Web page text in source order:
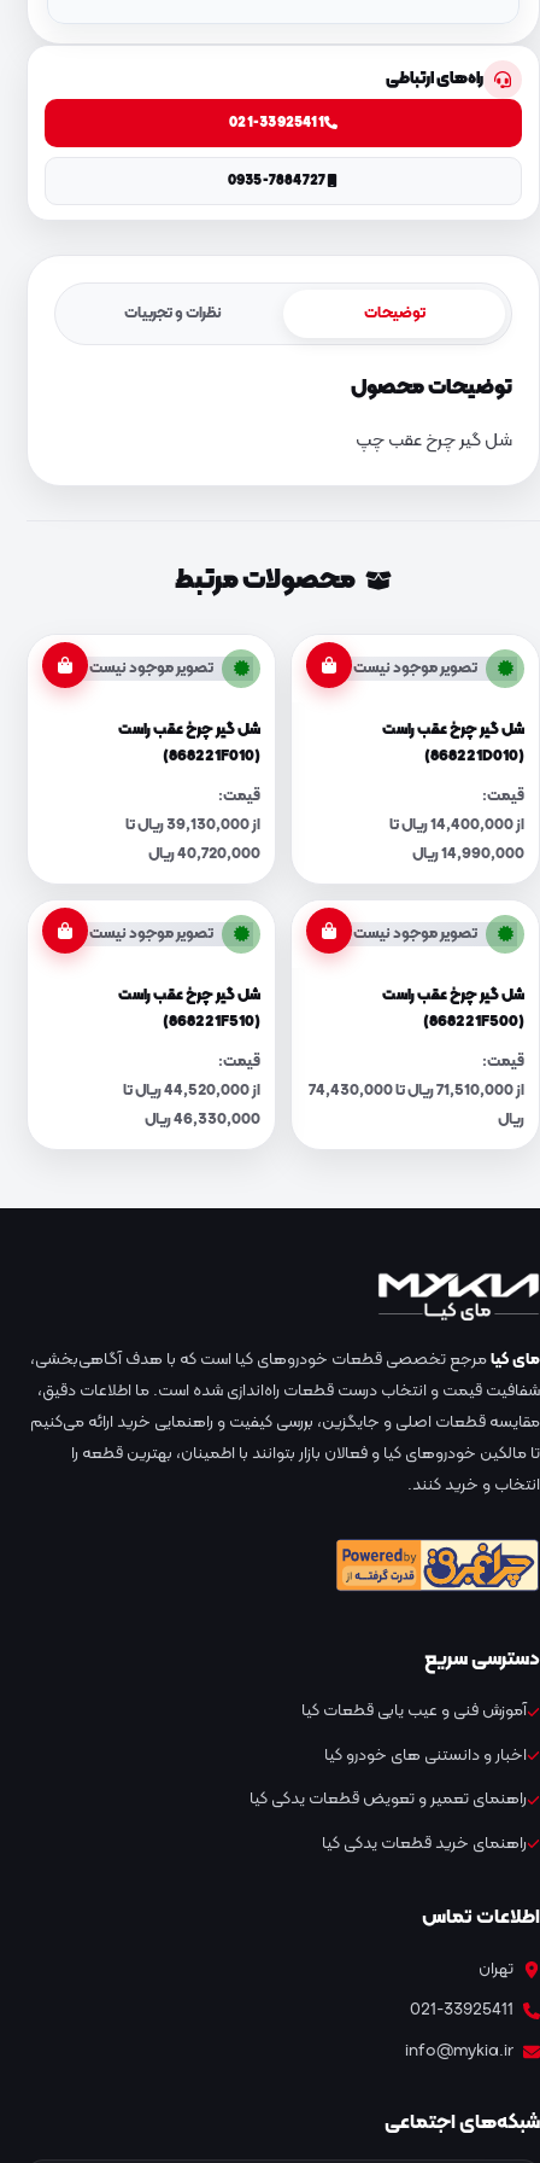
راه‌های ارتباطی
021-33925411
0935-7884727
توضیحات نظرات و تجربیات
توضیحات محصول
شل گیر چرخ عقب چپ
محصولات مرتبط
تصویر موجود نیست
شل گیر چرخ عقب راست
(868221D010)
قیمت:
از 14,400,000 ریال تا
14,990,000 ریال
تصویر موجود نیست
شل گیر چرخ عقب راست
(868221F010)
قیمت:
از 39,130,000 ریال تا
40,720,000 ریال
تصویر موجود نیست
شل گیر چرخ عقب راست
(868221F500)
قیمت:
از 71,510,000 ریال تا 74,430,000
ریال
تصویر موجود نیست
شل گیر چرخ عقب راست
(868221F510)
قیمت:
از 44,520,000 ریال تا
46,330,000 ریال
مای کیامرجع تخصصی قطعات خودروهای کیا است که با هدف آگاهی‌بخشی،
شفافیت قیمت و انتخاب درست قطعات راه‌اندازی شده است. ما اطلاعات دقیق،
مقایسه قطعات اصلی و جایگزین، بررسی کیفیت و راهنمایی خرید ارائه می‌کنیم
تا مالکین خودروهای کیا و فعالان بازار بتوانند با اطمینان، بهترین قطعه را
انتخاب و خرید کنند.
دسترسی سریع
آموزش فنی و عیب یابی قطعات کیا
اخبار و دانستنی های خودرو کیا
راهنمای تعمیر و تعویض قطعات یدکی کیا
راهنمای خرید قطعات یدکی کیا
اطلاعات تماس
تهران
021-33925411
info@mykia.ir
شبکه‌های اجتماعی